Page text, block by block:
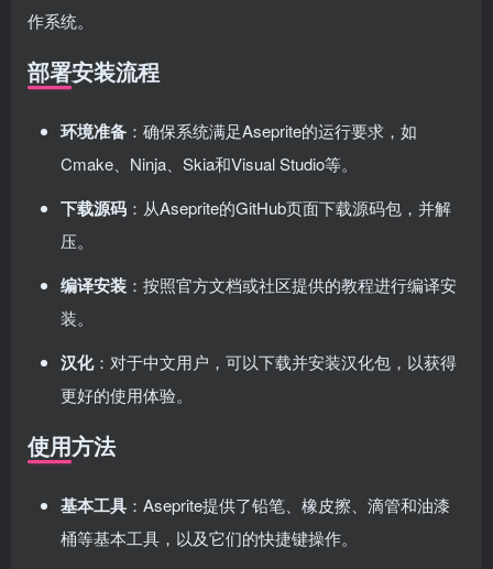
作系统。
部署安装流程
环境准备 ：确保系统满足Aseprite的运行要求，如
Cmake、Ninja、Skia和Visual Studio等。
下载源码 ：从Aseprite的GitHub页面下载源码包，并解
压。
编译安装 ：按照官方文档或社区提供的教程进行编译安
装。
汉化：对于中文用户，可以下载并安装汉化包，以获得
更好的使用体验。
使用方法
基本工具 ：Aseprite提供了铅笔、橡皮擦、滴管和油漆
桶等基本工具，以及它们的快捷键操作。